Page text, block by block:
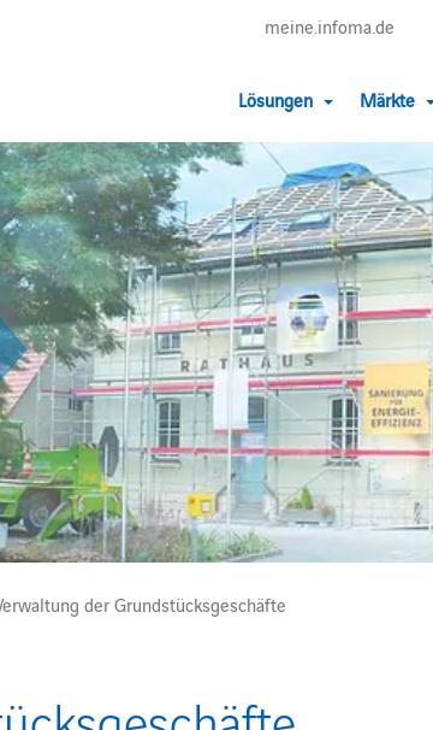
meine.infoma.de
Lösungen Märkte
der Grundstücksgeschäfte